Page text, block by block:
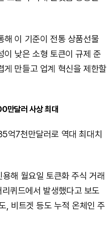
해 이 기준이 전통 상품선물
이 낮은 소형 토큰이 규제 준
게 만들고 업계 혁신을 제한할
만달러 사상 최대
억7천만달러로 역대 최대치
해 월요일 토큰화 주식 거래
퀴드에서 발생했다고 보도
, 비트겟 등도 누적 온체인 주